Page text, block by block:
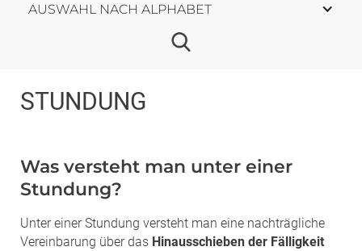
AUSWAHL NACH ALPHABET
STUNDUNG
Was versteht man unter einer
Stundung?
Unter einer Stundung versteht man eine nachträgliche
Vereinbarung über das Hinausschieben der Fälligkeit